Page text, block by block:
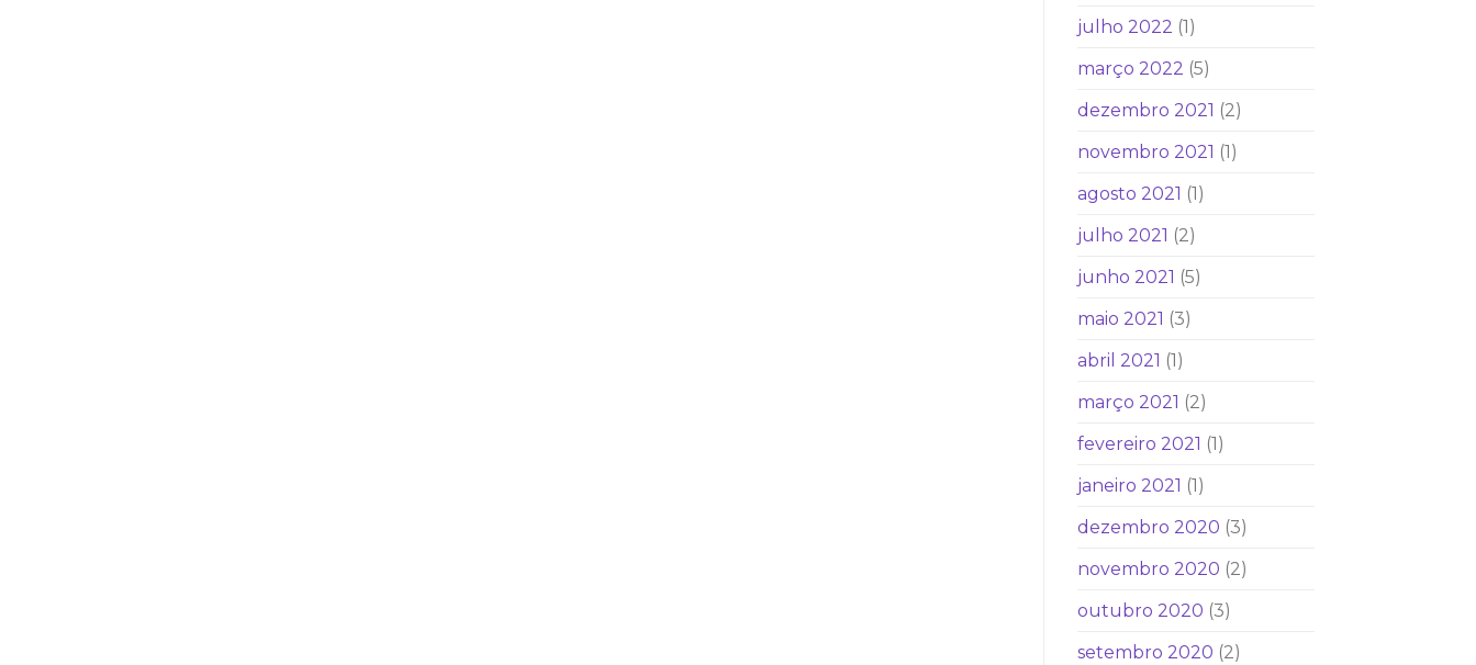
julho 2022 (1)
março 2022 (5)
dezembro 2021 (2)
novembro 2021 (1)
agosto 2021 (1)
julho 2021 (2)
junho 2021 (5)
maio 2021 (3)
abril 2021 (1)
março 2021 (2)
fevereiro 2021 (1)
janeiro 2021 (1)
dezembro 2020 (3)
novembro 2020 (2)
outubro 2020 (3)
setembro 2020 (2)